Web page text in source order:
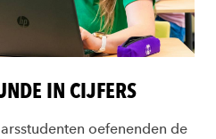
IN CIJFERS
oefenenden de